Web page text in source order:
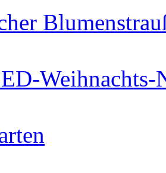
Weihnachts-